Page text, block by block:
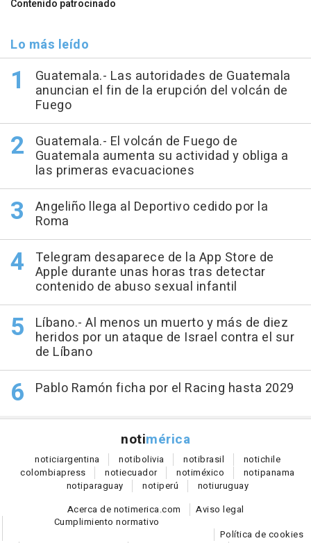
Contenido patrocinado
Lo más leído
Guatemala.- Las autoridades de Guatemala
anuncian el fin de la erupción del volcán de
Fuego
Guatemala.- El volcán de Fuego de
Guatemala aumenta su actividad y obliga a
las primeras evacuaciones
Angeliño llega al Deportivo cedido por la
Roma
Telegram desaparece de la App Store de
Apple durante unas horas tras detectar
contenido de abuso sexual infantil
Líbano.- Al menos un muerto y más de diez
heridos por un ataque de Israel contra el sur
de Líbano
Pablo Ramón ficha por el Racing hasta 2029
notimérica
noticiargentina notibolivia notibrasil notichile
colombiapress notiecuador notiméxico notipanama
notiparaguay notiperú notiuruguay
Acerca de notimerica.com
Aviso legal
Cumplimiento normativo
Política de cookies